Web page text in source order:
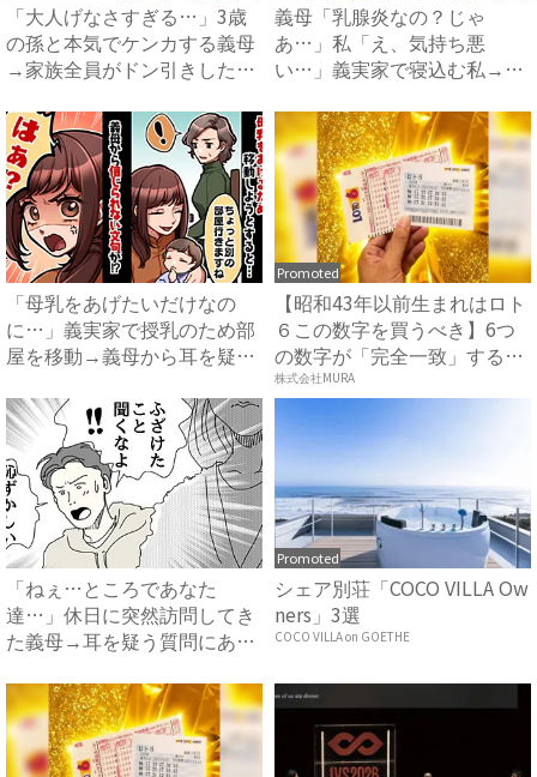
「大人げなさすぎる…」3歳
の孫と本気でケンカする義母
→家族全員がドン引きした、
義母「乳腺炎なの？じゃ
あ…」私「え、気持ち悪
い…」義実家で寝込む私→思
「母乳をあげたいだけなの
に…」義実家で授乳のため部
屋を移動→義母から耳を疑う
Promoted
【昭和43年以前生まれはロト
６この数字を買うべき】6つ
の数字が「完全一致」する
方...
株式会社MURA
「ねぇ…ところであなた
達…」休日に突然訪問してき
た義母→耳を疑う質問にあ
Promoted
シェア別荘「COCO VILLA Ow
ners」3選
COCO VILLA on GOETHE